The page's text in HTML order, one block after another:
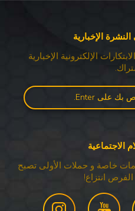
الإخبارية
الإلكترونية الإخبارية
الاجتماعية
خاصة و حملات الأولى تصبح
انتزاع!